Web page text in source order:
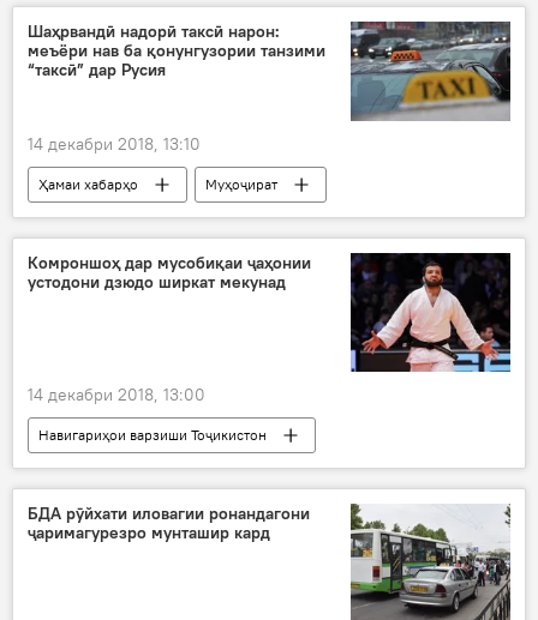
Шаҳрвандӣ надорӣ таксӣ нарон:
меъёри нав ба қонунгузории танзими
“таксӣ” дар Русия
14 декабри 2018, 13:10
Ҳамаи хабарҳо
Муҳоҷират
Дар Тоҷикистон
Комроншоҳ дар мусобиқаи ҷаҳонии
устодони дзюдо ширкат мекунад
14 декабри 2018, 13:00
Навигариҳои варзиши Тоҷикистон
Ҳамаи хабарҳо
БДА рӯйхати иловагии ронандагони
ҷаримагурезро мунташир кард